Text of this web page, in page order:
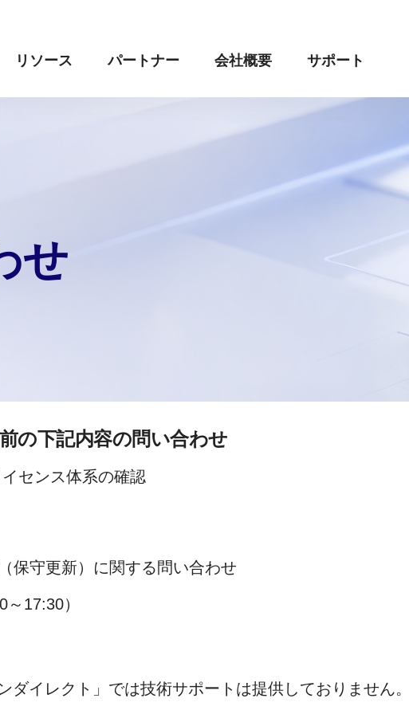
リソース パートナー 会社概要 サポート
せ
の下記内容の問い合わせ
センス体系の確認
保守更新）に関する問い合わせ
17:30）
イレクト」では技術サポートは提供しておりません